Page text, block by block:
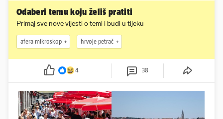
Odaberi temu koju želiš pratiti
Primaj sve nove vijesti o temi i budi u tijeku
afera mikroskop hrvoje petrač
4 38